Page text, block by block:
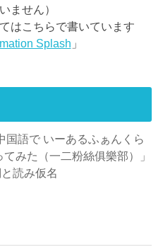
ません）
はこちらで書いています
Splash 」
国語で いーあるふぁんくら
てみた（一二粉絲俱樂部）」
読み仮名